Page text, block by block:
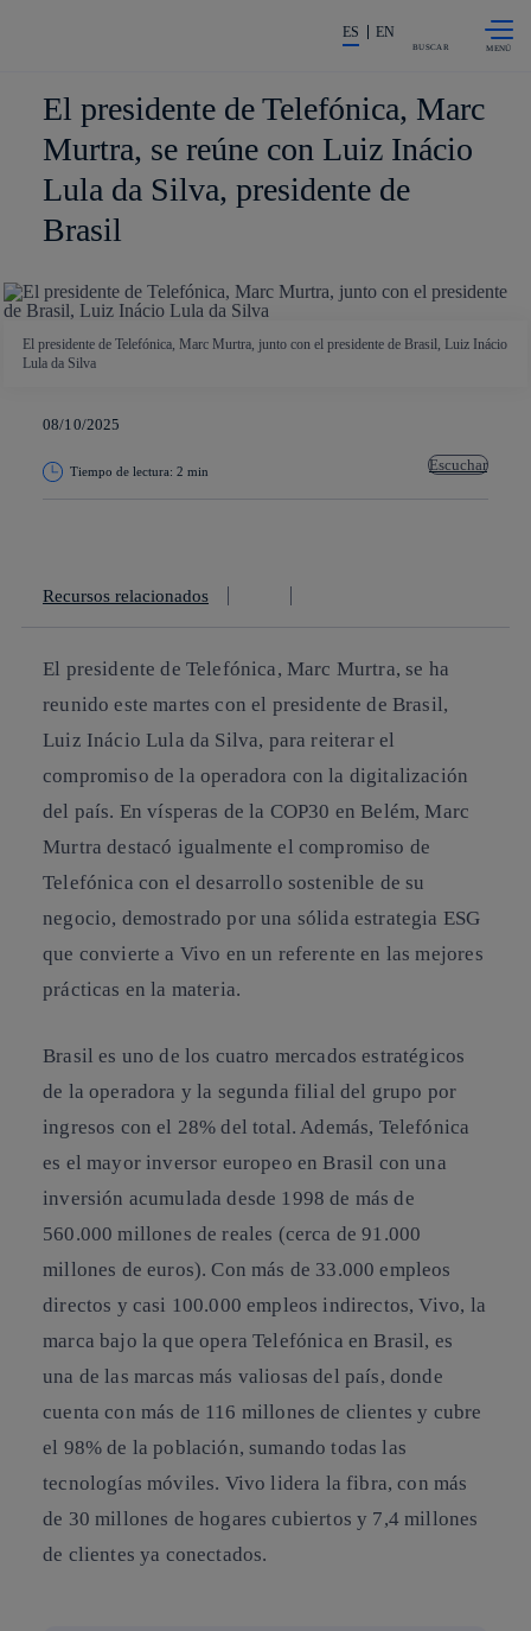
La acción en accionistas e
ES EN
BUSCAR
El presidente de Telefónica, Marc
Murtra, se reúne con Luiz Inácio
Lula da Silva, presidente de
Brasil
El presidente de Telefónica, Marc Murtra, junto con el presidente de Brasil, Luiz Inácio
Lula da Silva
08/10/2025
Tiempo de lectura: 2 min Escuchar
Recursos relacionados
El presidente de Telefónica, Marc Murtra, se ha
reunido este martes con el presidente de Brasil,
Luiz Inácio Lula da Silva, para reiterar el
compromiso de la operadora con la digitalización
del país. En vísperas de la COP30 en Belém, Marc
Murtra destacó igualmente el compromiso de
Telefónica con el desarrollo sostenible de su
negocio, demostrado por una sólida estrategia ESG
que convierte a Vivo en un referente en las mejores
prácticas en la materia.
Brasil es uno de los cuatro mercados estratégicos
de la operadora y la segunda filial del grupo por
ingresos con el 28% del total. Además, Telefónica
es el mayor inversor europeo en Brasil con una
inversión acumulada desde 1998 de más de
560.000 millones de reales (cerca de 91.000
millones de euros). Con más de 33.000 empleos
directos y casi 100.000 empleos indirectos, Vivo, la
marca bajo la que opera Telefónica en Brasil, es
una de las marcas más valiosas del país, donde
cuenta con más de 116 millones de clientes y cubre
el 98% de la población, sumando todas las
tecnologías móviles. Vivo lidera la fibra, con más
de 30 millones de hogares cubiertos y 7,4 millones
de clientes ya conectados.